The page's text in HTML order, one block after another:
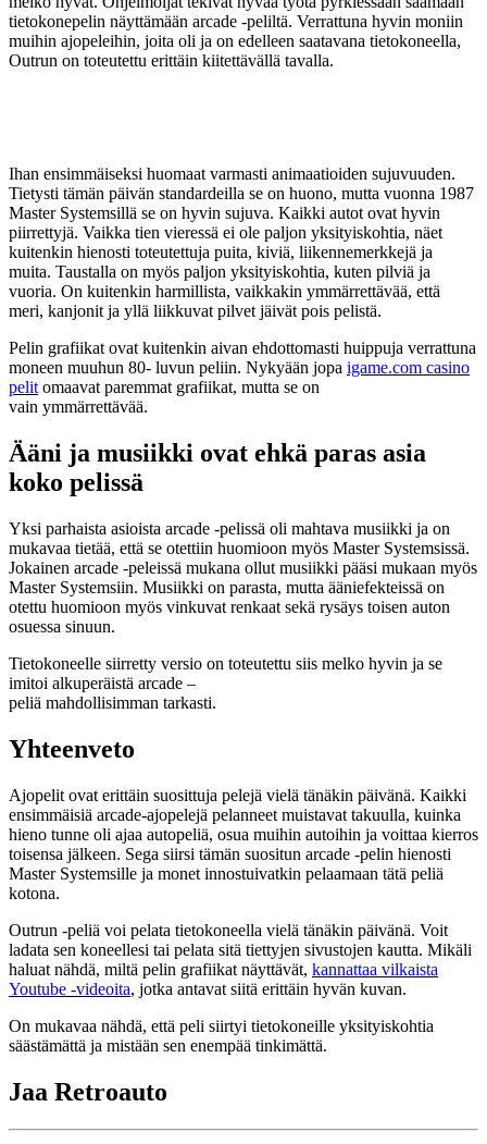
tietokonepelin näyttämään arcade -peliltä. Verrattuna hyvin moniin
muihin ajopeleihin, joita oli ja on edelleen saatavana tietokoneella,
Outrun on toteutettu erittäin kiitettävällä tavalla.
Ihan ensimmäiseksi huomaat varmasti animaatioiden sujuvuuden.
Tietysti tämän päivän standardeilla se on huono, mutta vuonna 1987
Master Systemsillä se on hyvin sujuva. Kaikki autot ovat hyvin
piirrettyjä. Vaikka tien vieressä ei ole paljon yksityiskohtia, näet
kuitenkin hienosti toteutettuja puita, kiviä, liikennemerkkejä ja
muita. Taustalla on myös paljon yksityiskohtia, kuten pilviä ja
vuoria. On kuitenkin harmillista, vaikkakin ymmärrettävää, että
meri, kanjonit ja yllä liikkuvat pilvet jäivät pois pelistä.
Pelin grafiikat ovat kuitenkin aivan ehdottomasti huippuja verrattuna
moneen muuhun 80- luvun peliin. Nykyään jopa igame.com casino
pelit omaavat paremmat grafiikat, mutta se on
vain ymmärrettävää.
Ääni ja musiikki ovat ehkä paras asia
koko pelissä
Yksi parhaista asioista arcade -pelissä oli mahtava musiikki ja on
mukavaa tietää, että se otettiin huomioon myös Master Systemsissä.
Jokainen arcade -peleissä mukana ollut musiikki pääsi mukaan myös
Master Systemsiin. Musiikki on parasta, mutta ääniefekteissä on
otettu huomioon myös vinkuvat renkaat sekä rysäys toisen auton
osuessa sinuun.
Tietokoneelle siirretty versio on toteutettu siis melko hyvin ja se
imitoi alkuperäistä arcade –
peliä mahdollisimman tarkasti.
Yhteenveto
Ajopelit ovat erittäin suosittuja pelejä vielä tänäkin päivänä. Kaikki
ensimmäisiä arcade-ajopelejä pelanneet muistavat takuulla, kuinka
hieno tunne oli ajaa autopeliä, osua muihin autoihin ja voittaa kierros
toisensa jälkeen. Sega siirsi tämän suositun arcade -pelin hienosti
Master Systemsille ja monet innostuivatkin pelaamaan tätä peliä
kotona.
Outrun -peliä voi pelata tietokoneella vielä tänäkin päivänä. Voit
ladata sen koneellesi tai pelata sitä tiettyjen sivustojen kautta. Mikäli
haluat nähdä, miltä pelin grafiikat näyttävät, kannattaa vilkaista
Youtube -videoita, jotka antavat siitä erittäin hyvän kuvan.
On mukavaa nähdä, että peli siirtyi tietokoneille yksityiskohtia
säästämättä ja mistään sen enempää tinkimättä.
Jaa Retroauto